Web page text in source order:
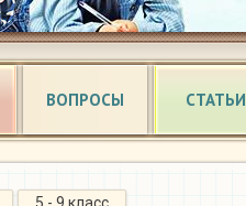
ВОПРОСЫ СТАТЬИ